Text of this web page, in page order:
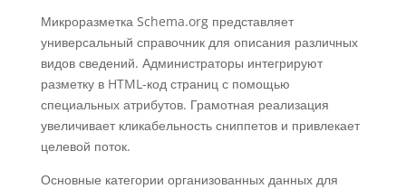
Микроразметка Schema.org представляет
универсальный справочник для описания различных
видов сведений. Администраторы интегрируют
разметку в HTML-код страниц с помощью
специальных атрибутов. Грамотная реализация
увеличивает кликабельность сниппетов и привлекает
целевой поток.
Основные категории организованных данных для